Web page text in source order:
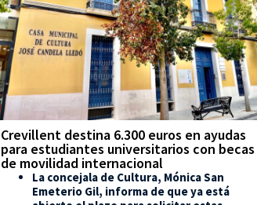
Crevillent destina 6.300 euros en ayudas
para estudiantes universitarios con becas
de movilidad internacional
La concejala de Cultura, Mónica San
Emeterio Gil, informa de que ya está